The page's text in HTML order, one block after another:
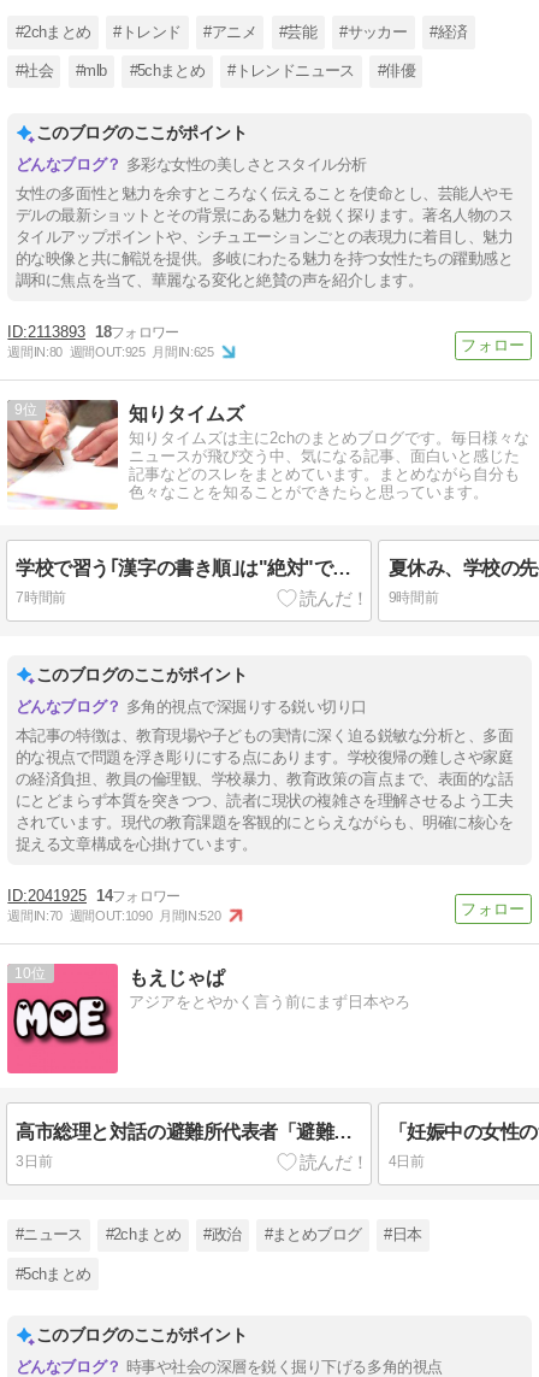
#2chまとめ #トレンド #アニメ #芸能 #サッカー #経済
#社会 #mlb #5chまとめ #トレンドニュース #俳優
このブログのここがポイント
多彩な女性の美しさとスタイル分析
女性の多面性と魅力を余すところなく伝えることを使命とし、芸能人やモ
デルの最新ショットとその背景にある魅力を鋭く探ります。著名人物のス
タイルアップポイントや、シチュエーションごとの表現力に着目し、魅力
的な映像と共に解説を提供。多岐にわたる魅力を持つ女性たちの躍動感と
調和に焦点を当て、華麗なる変化と絶賛の声を紹介します。
2113893 18
週間IN:80 週間OUT:925 月間IN:625
9 知りタイムズ
知りタイムズは主に2chのまとめブログです。毎日様々な
ニュースが飛び交う中、気になる記事、面白いと感じた
記事などのスレをまとめています。まとめながら自分も
色々なことを知ることができたらと思っています。
学校で習う｢漢字の書き順｣は"絶対"ではない…60年以上前に作られた文部省の｢手びき｣が基準となったワケ
7時間前 9時間前
このブログのここがポイント
多角的視点で深掘りする鋭い切り口
本記事の特徴は、教育現場や子どもの実情に深く迫る鋭敏な分析と、多面
的な視点で問題を浮き彫りにする点にあります。学校復帰の難しさや家庭
の経済負担、教員の倫理観、学校暴力、教育政策の盲点まで、表面的な話
にとどまらず本質を突きつつ、読者に現状の複雑さを理解させるよう工夫
されています。現代の教育課題を客観的にとらえながらも、明確に核心を
捉える文章構成を心掛けています。
2041925 14
週間IN:70 週間OUT:1090 月間IN:520
10 もえじゃぱ
アジアをとやかく言う前にまず日本やろ
高市総理と対話の避難所代表者「避難所の生活は至れり尽くせりで全く不自由ない、ありがとう！日本人でよかった！」
3日前 4日前
#ニュース #2chまとめ #政治 #まとめブログ #日本
#5chまとめ
このブログのここがポイント
時事や社会の深層を鋭く掘り下げる多角的視点